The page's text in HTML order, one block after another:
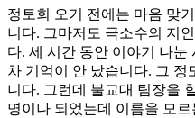
정토회 오기 전에는 마음 맞
니다. 그마저도 극소수의 지
다. 세 시간 동안 이야기 나눈
차 기억이 안 났습니다. 그
니다. 그런데 불교대 팀장을
명이나 되었는데 이름을 모